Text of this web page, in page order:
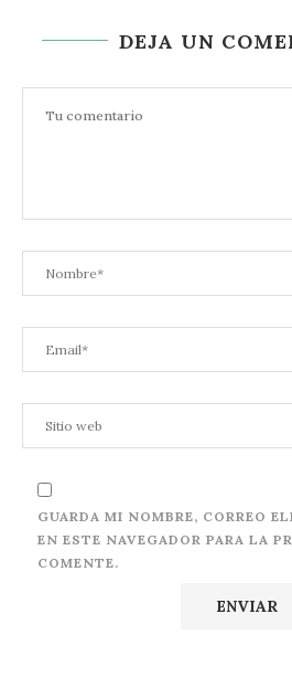
DEJA UN
GUARDA MI NOMBRE, CORREO
EN ESTE NAVEGADOR PARA LA
COMENTE.